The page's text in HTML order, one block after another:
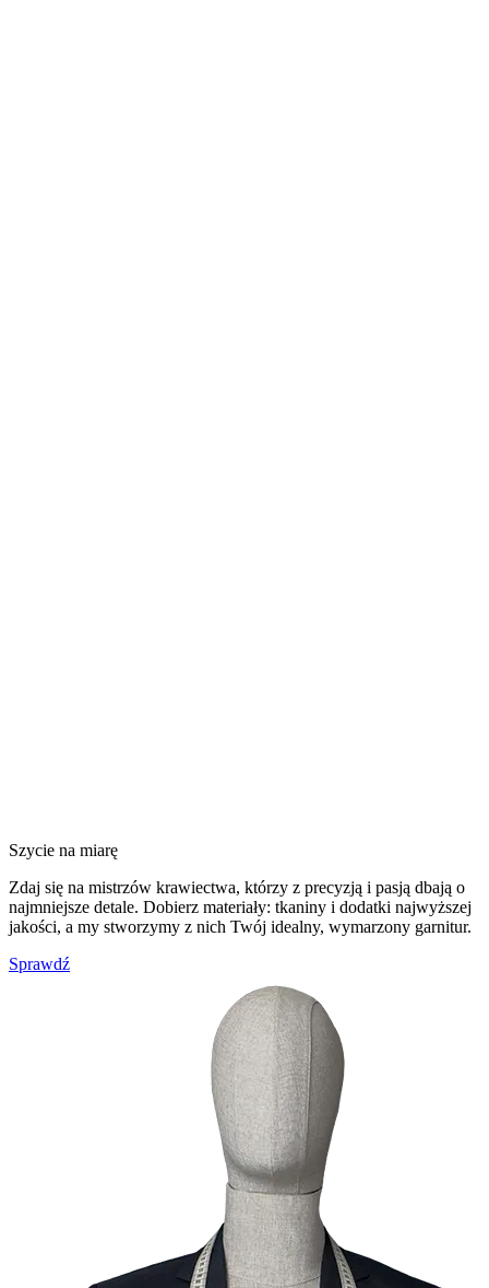
Szycie na miarę
Zdaj się na mistrzów krawiectwa, którzy z precyzją i pasją dbają o
najmniejsze detale. Dobierz materiały: tkaniny i dodatki najwyższej
jakości, a my stworzymy z nich Twój idealny, wymarzony garnitur.
Sprawdź